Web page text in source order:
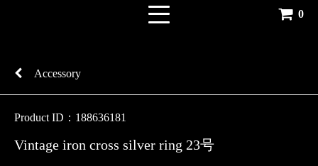
0
Accessory
Product ID：188636181
Vintage iron cross silver ring 23号